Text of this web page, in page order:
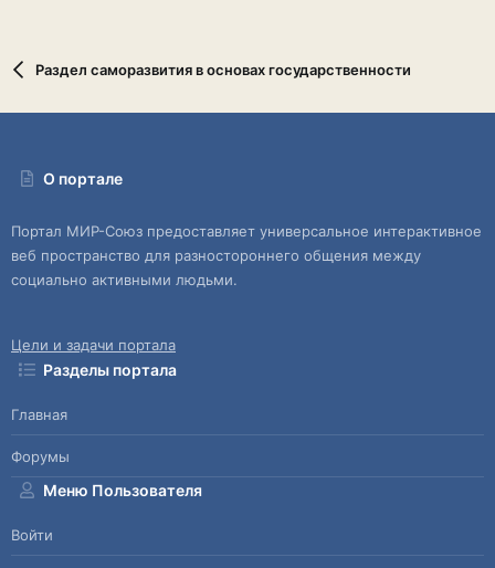
Раздел саморазвития в основах государственности
О портале
Портал МИР-Союз предоставляет универсальное интерактивное
веб пространство для разностороннего общения между
социально активными людьми.
Цели и задачи портала
Разделы портала
Главная
Форумы
Меню Пользователя
Войти